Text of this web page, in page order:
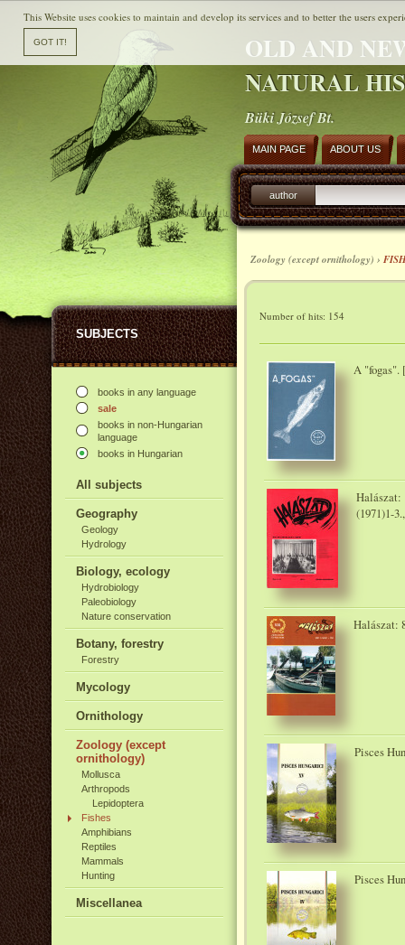
OLD AND
NATURAL
Büki József Bt.
SUBJECTS
books in any language
sale
books in non-Hungarian
language
books in Hungarian
All subjects
Geography
Geology
Hydrology
Biology, ecology
Hydrobiology
Paleobiology
Nature conservation
Botany, forestry
Forestry
Mycology
Ornithology
Zoology (except
ornithology)
Mollusca
Arthropods
Lepidoptera
Fishes
Amphibians
Reptiles
Mammals
Hunting
Miscellanea
MAIN PAGE ABOUT US
author
Zoology (except ornithology) ›
Number of hits: 154
A "fogas".
Halászat:
(1971)1-
Halászat:
Pisces
Pisces
This Website uses cookies to maintain and develop its services and to better the users